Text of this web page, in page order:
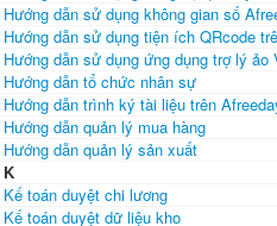
Hướng dẫn sử dụng không gian số
Hướng dẫn sử dụng tiện ích QRcode
Hướng dẫn sử dụng ứng dụng trợ lý ảo
Hướng dẫn tổ chức nhân sự
Hướng dẫn trình ký tài liệu trên
Hướng dẫn quản lý mua hàng
Hướng dẫn quản lý sản xuất
K
Kế toán duyệt chi lương
Kế toán duyệt dữ liệu kho